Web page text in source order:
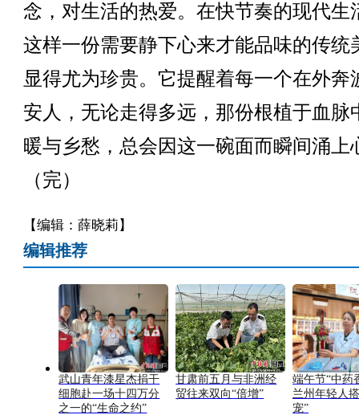
念，对生活的热爱。在快节奏的现代生
这样一份需要静下心来才能品味的传统
显得尤为珍贵。它提醒着每一个在外奔
安人，无论走得多远，那份根植于血脉
暖与乡愁，总会因这一碗面而瞬间涌上
（完）
【编辑：薛晓莉】
编辑推荐
武山青年漆星杰捐干
细胞赴一场十四万分
之一的“生命之约”
甘肃前五月与非洲经
贸往来双向“倍增”
端午节“中药
兰州年轻人
宠”